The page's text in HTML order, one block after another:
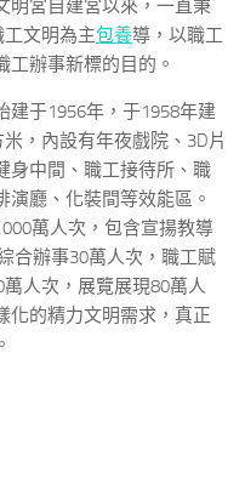
明宮自建宮以來，一直秉
工文明為主包養導，以職工
工辦事新標的目的。
建于1956年，于1958年建
，內設有年夜戲院、3D片
身中間、職工接待所、職
廳、化裝間等效能區。
萬人次，包含宣揚教導
合辦事30萬人次，職工賦
萬人次，展覽展現80萬人
化的精力文明需求，真正